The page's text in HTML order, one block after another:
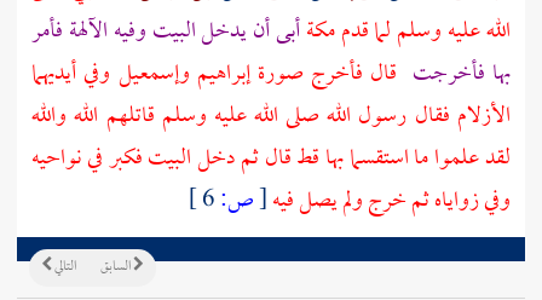
الله عليه وسلم لما قدممكةأبى أن يدخلالبيتوفيه الآلهة فأمر
بها فأخرجت قال فأخرج صورةإبراهيم وإسمعيل وفي أيديهما
الأزلام فقال رسول الله صلى الله عليه وسلم قاتلهم الله والله
لقد علموا ما استقسما بها قط قال ثم دخلالبيتفكبر في نواحيه
وفي زواياه ثم خرج ولم يصل فيه[ص:
التالي السابق